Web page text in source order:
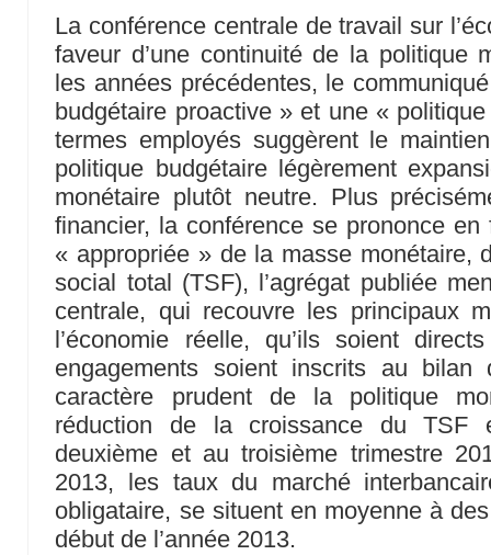
La conférence centrale de travail sur
faveur d’une continuité de la politique
les années précédentes, le
budgétaire proactive » et une «
termes employés suggèrent le
politique budgétaire légèrement
monétaire plutôt neutre. Plus
financier, la conférence se prononce en
« appropriée » de la masse monétaire,
social total (TSF), l’agrégat publiée
centrale, qui recouvre les principaux
l’économie réelle, qu’ils soient
engagements soient inscrits au
caractère prudent de la politique
réduction de la croissance du TSF
deuxième et au troisième trimestre
2013, les taux du marché
obligataire, se situent en moyenne à
début de l’année 2013.